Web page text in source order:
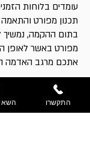
עומדים בלוחות
תכנון מפורט
בתום ההקמה, נמשיך
מפורט באשר לאופן
אתכם מרגב האדמה
התקשרו